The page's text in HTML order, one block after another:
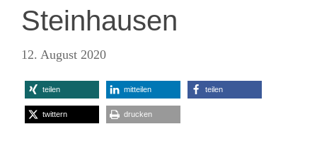
Steinhausen
12. August 2020
teilen mitteilen teilen
twittern drucken